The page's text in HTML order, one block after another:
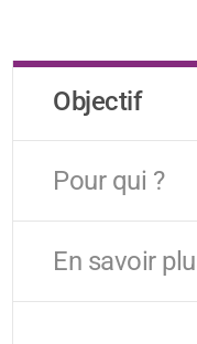
Objectif
Pour qui ?
En savoir